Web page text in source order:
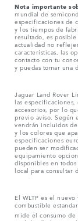
Nota importante
mundial de
especificaciones de
y los tiempos de
resultado, es
actualidad no
características, las
contacto con tu
y puedas tomar una
Jaguar Land Rover
las
accesorios, por lo
previo aviso. Según
vendrán incluidos
y los colores que
especificaciones
pueden ser
equipamiento
disponibles en
local para consultar
El WLTP es el
combustible
mide el consumo de